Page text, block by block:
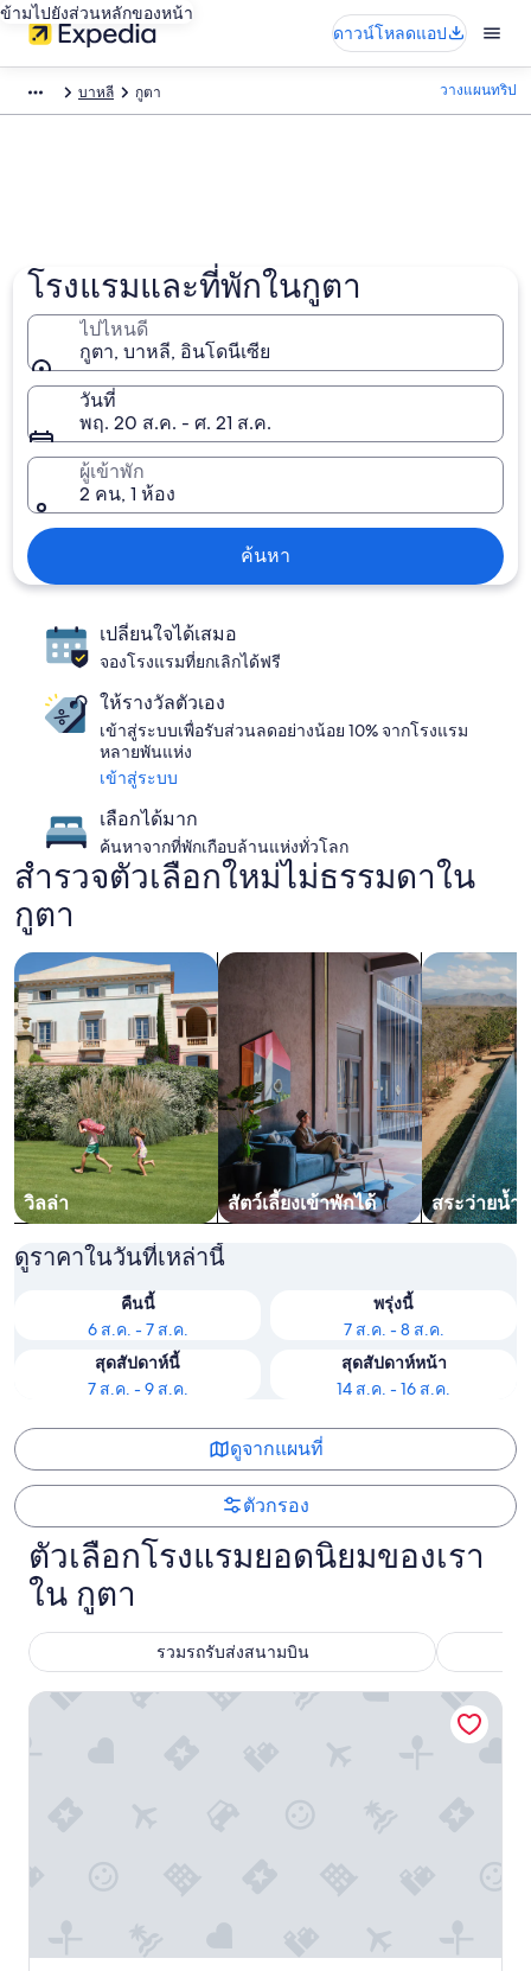
ข้ามไปยังส่วนหลักของหน้า
ดาวน์โหลดแอป
บาหลี กูตา วางแผนทริป
โรงแรมและที่พักในกูตา
ไปไหนดี
กูตา, บาหลี, อินโดนีเซีย
วันที่
พฤ. 20 ส.ค. - ศ. 21 ส.ค.
ผู้เข้าพัก
2 คน, 1 ห้อง
ค้นหา
เปลี่ยนใจได้เสมอ
จองโรงแรมที่ยกเลิกได้ฟรี
ให้รางวัลตัวเอง
เข้าสู่ระบบเพื่อรับส่วนลดอย่างน้อย 10% จากโรงแรม
หลายพันแห่ง
เข้าสู่ระบบ
เลือกได้มาก
ค้นหาจากที่พักเกือบล้านแห่งทั่วโลก
สำรวจตัวเลือกใหม่ไม่ธรรมดาใน
กูตา
วิลล่า
ค้นหาวิลล่า
สัตว์เลี้ยงเข้าพักได้
ค้นหาที่พักที่สัตว์เลี้ยงเข้าพักได้
สระว่ายน้ำ
ค้นหาที่พักที่
ดูราคาในวันที่เหล่านี้
คืนนี้
6 ส.ค. - 7 ส.ค.
พรุ่งนี้
7 ส.ค. - 8 ส.ค.
สุดสัปดาห์นี้
7 ส.ค. - 9 ส.ค.
สุดสัปดาห์หน้า
14 ส.ค. - 16 ส.ค.
ดูจากแผนที่
ตัวกรอง
ตัวเลือกโรงแรมยอดนิยมของเรา
ใน กูตา
รวมรถรับส่งสนามบิน
โรงแรมลีเกียน บีช